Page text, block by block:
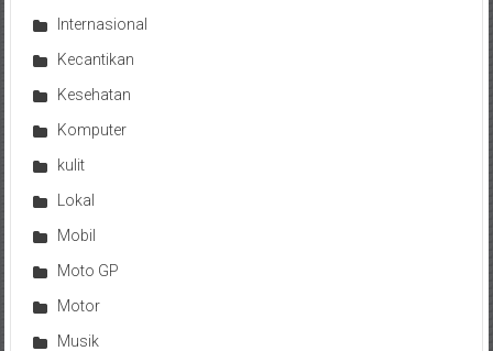
Internasional
Kecantikan
Kesehatan
Komputer
kulit
Lokal
Mobil
Moto GP
Motor
Musik